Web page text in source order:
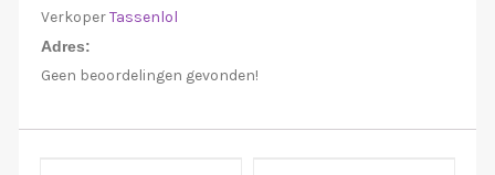
VerkoperTassenlol
Adres:
Geen beoordelingen gevonden!